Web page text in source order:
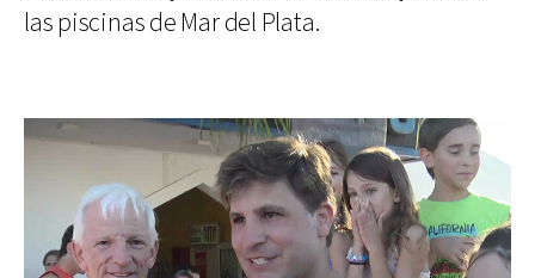
las piscinas de Mar del Plata.